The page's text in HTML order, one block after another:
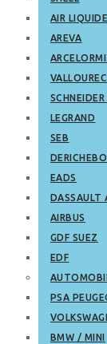
AIR LIQUIDE
AREVA
VALLOUREC
LEGRAND
SEB
EADS
DASSAULT
AIRBUS
GDF SUEZ
EDF
PSA
BMW / MINI